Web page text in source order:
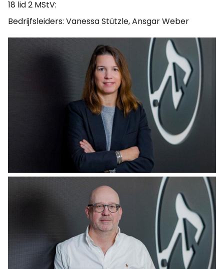
18 lid 2 MStV:
Bedrijfsleiders: Vanessa Stützle, Ansgar Weber